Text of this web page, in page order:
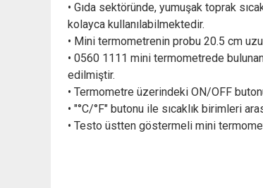
• Gıda sektöründe, yumuşak toprak
kolayca kullanılabilmektedir.
• Mini termometrenin probu 20.5 cm
• 0560 1111 mini termometrede
edilmiştir.
• Termometre üzerindeki ON/OFF
• "°C/°F" butonu ile sıcaklık birimleri
• Testo üstten göstermeli mini